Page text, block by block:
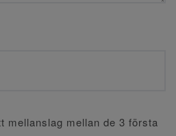
mellanslag mellan de 3 första